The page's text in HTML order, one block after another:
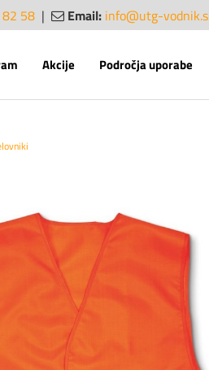
58 | Email: info@utg-
Akcije Področja uporabe